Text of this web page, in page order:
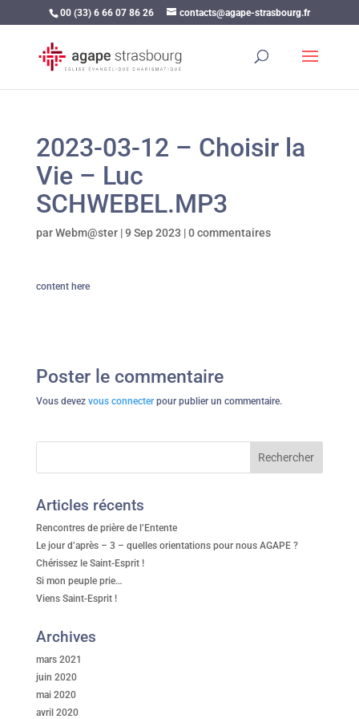
00 (33) 6 66 07 86 26 contacts@agape-strasbourg.fr
2023-03-12 – Choisir la
Vie – Luc
SCHWEBEL.MP3
parWebm@ster|9 Sep 2023 |0 commentaires
content here
Poster le commentaire
Vous devez vous connecterpour publier un commentaire.
Articles récents
Rencontres de prière de l’Entente
Le jour d’après – 3 – quelles orientations pour nous AGAPE ?
Chérissez le Saint-Esprit !
Si mon peuple prie…
Viens Saint-Esprit !
Archives
mars 2021
juin 2020
mai 2020
avril 2020